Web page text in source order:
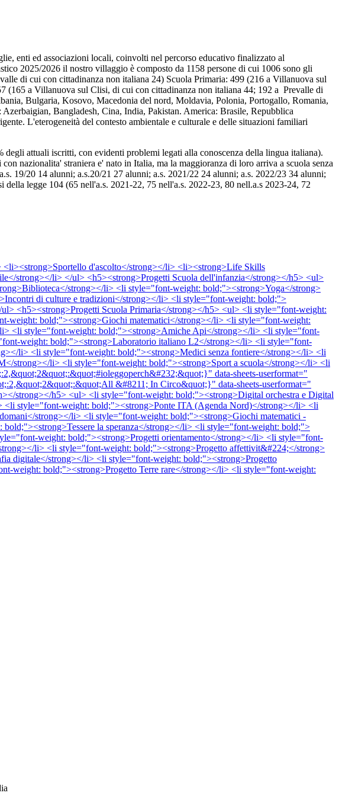
enti ed associazioni locali, coinvolti nel percorso educativo finalizzato al
2025/2026 il nostro villaggio è composto da 1158 persone di cui 1006 sono gli
di cui con cittadinanza non italiana 24) Scuola Primaria: 499 (216 a Villanuova sul
(165 a Villanuova sul Clisi, di cui con cittadinanza non italiana 44; 192 a Prevalle di
Bulgaria, Kosovo, Macedonia del nord, Moldavia, Polonia, Portogallo, Romania,
Bangladesh, Cina, India, Pakistan. America: Brasile, Repubblica
L'eterogeneità del contesto ambientale e culturale e delle situazioni familiari
attuali iscritti, con evidenti problemi legati alla conoscenza della lingua italiana).
nazionalita' straniera e' nato in Italia, ma la maggioranza di loro arriva a scuola senza
19/20 14 alunni; a.s.20/21 27 alunni; a.s. 2021/22 24 alunni; a.s. 2022/23 34 alunni;
legge 104 (65 nell'a.s. 2021-22, 75 nell'a.s. 2022-23, 80 nell.a.s 2023-24, 72
d'ascolto</strong></li> <li><strong>Life Skills
strong></li> </ul> <h5><strong>Progetti Scuola dell'infanzia</strong></h5> <ul>
strong></li> <li style="font-weight: bold;"><strong>Yoga</strong>
di culture e tradizioni</strong></li> <li style="font-weight: bold;">
<h5><strong>Progetti Scuola Primaria</strong></h5> <ul> <li style="font-weight:
bold;"><strong>Giochi matematici</strong></li> <li style="font-weight:
<li style="font-weight: bold;"><strong>Amiche Api</strong></li> <li style="font-
weight: bold;"><strong>Laboratorio italiano L2</strong></li> <li style="font-
li> <li style="font-weight: bold;"><strong>Medici senza fontiere</strong></li> <li
strong></li> <li style="font-weight: bold;"><strong>Sport a scuola</strong></li> <li
data-sheets-userformat="
&#8211; In Circo&quot;}" data-sheets-userformat="
strong></h5> <ul> <li style="font-weight: bold;"><strong>Digital orchestra e Digital
style="font-weight: bold;"><strong>Ponte ITA (Agenda Nord)</strong></li> <li
strong></li> <li style="font-weight: bold;"><strong>Giochi matematici -
la speranza</strong></li> <li style="font-weight: bold;">
weight: bold;"><strong>Progetti orientamento</strong></li> <li style="font-
li> <li style="font-weight: bold;"><strong>Progetto affettivit&#224;</strong>
digitale</strong></li> <li style="font-weight: bold;"><strong>Progetto
weight: bold;"><strong>Progetto Terre rare</strong></li> <li style="font-weight: